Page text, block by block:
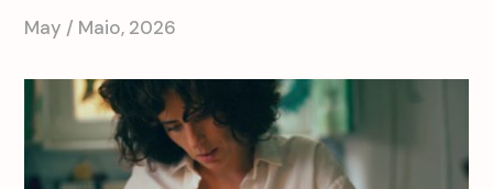
May / Maio, 2026